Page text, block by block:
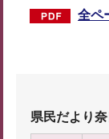
全ペ
県民だより